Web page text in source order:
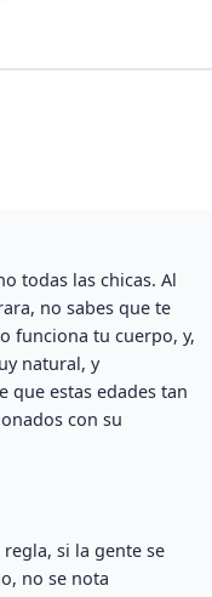
todas las chicas. Al
no sabes que te
funciona tu cuerpo, y,
natural, y
que estas edades tan
con su
si la gente se
no se nota